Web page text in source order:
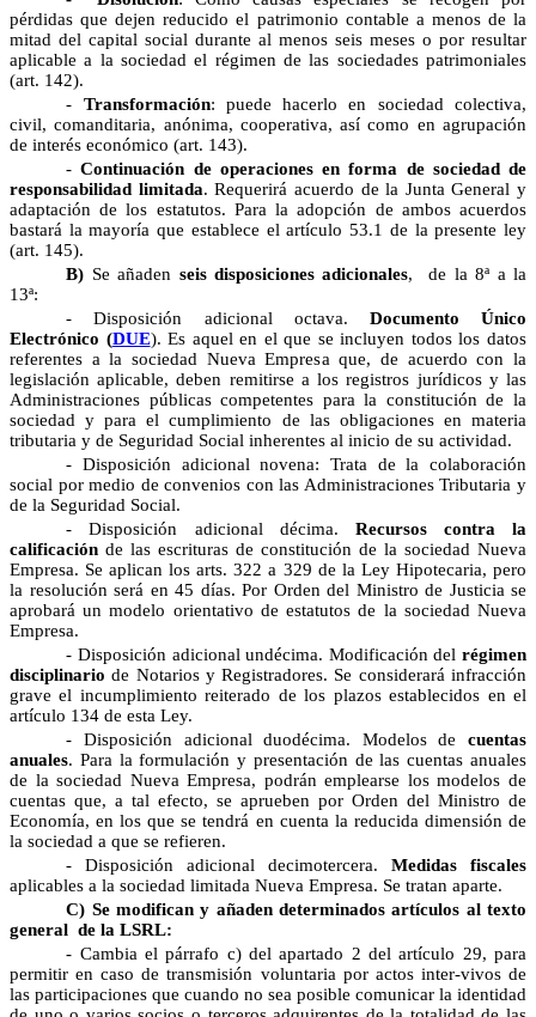
pérdidas que dejen reducido el patrimonio contable a menos de la
mitad del capital social durante al menos seis meses o por resultar
aplicable a la sociedad el régimen de las sociedades patrimoniales
(art. 142).
- Transformación: puede hacerlo en sociedad colectiva,
civil, comanditaria, anónima, cooperativa, así como en agrupación
de interés económico (art. 143).
-Continuación de operaciones en forma de sociedad de
responsabilidad limitada. Requerirá acuerdo de la Junta General y
adaptación de los estatutos. Para la adopción de ambos acuerdos
bastará la mayoría que establece el artículo 53.1 de la presente ley
(art. 145).
B) Se añaden seis disposiciones adicionales, de la 8ª a la
13ª:
- Disposición adicional octava. Documento Único
Electrónico (DUE). Es aquel en el que se incluyen todos los datos
referentes a la sociedad Nueva Empresa que, de acuerdo con la
legislación aplicable, deben remitirse a los registros jurídicos y las
Administraciones públicas competentes para la constitución de la
sociedad y para el cumplimiento de las obligaciones en materia
tributaria y de Seguridad Social inherentes al inicio de su actividad.
- Disposición adicional novena: Trata de la colaboración
social por medio de convenios con las Administraciones Tributaria y
de la Seguridad Social.
- Disposición adicional décima. Recursos contra la
calificación de las escrituras de constitución de la sociedad Nueva
Empresa. Se aplican los arts. 322 a 329 de la Ley Hipotecaria, pero
la resolución será en 45 días. Por Orden del Ministro de Justicia se
aprobará un modelo orientativo de estatutos de la sociedad Nueva
Empresa.
- Disposición adicional undécima. Modificación del régimen
disciplinario de Notarios y Registradores. Se considerará infracción
grave el incumplimiento reiterado de los plazos establecidos en el
artículo 134 de esta Ley.
- Disposición adicional duodécima. Modelos de cuentas
anuales. Para la formulación y presentación de las cuentas anuales
de la sociedad Nueva Empresa, podrán emplearse los modelos de
cuentas que, a tal efecto, se aprueben por Orden del Ministro de
Economía, en los que se tendrá en cuenta la reducida dimensión de
la sociedad a que se refieren.
- Disposición adicional decimotercera.Medidas fiscales
aplicables a la sociedad limitada Nueva Empresa. Se tratan aparte.
C) Se modifican y añaden determinados artículos al texto
general de la LSRL:
- Cambia el párrafo c) del apartado 2 del artículo 29, para
permitir en caso de transmisión voluntaria por actos inter-vivos de
las participaciones que cuando no sea posible comunicar la identidad